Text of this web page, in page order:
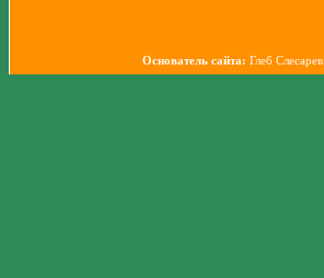
Основатель сайта: Глеб Слесарев